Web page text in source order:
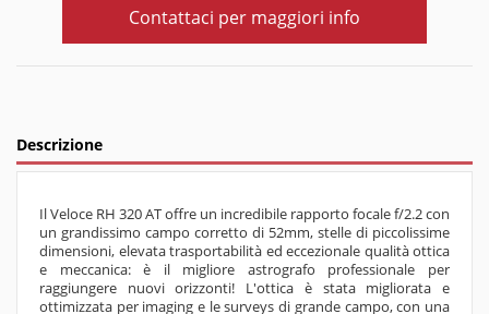
Contattaci per maggiori info
Descrizione
Il Veloce RH 320 AT offre un incredibile rapporto focale f/2.2 con
un grandissimo campo corretto di 52mm, stelle di piccolissime
dimensioni, elevata trasportabilità ed eccezionale qualità ottica
e meccanica: è il migliore astrografo professionale per
raggiungere nuovi orizzonti! L'ottica è stata migliorata e
ottimizzata per imaging e le surveys di grande campo, con una